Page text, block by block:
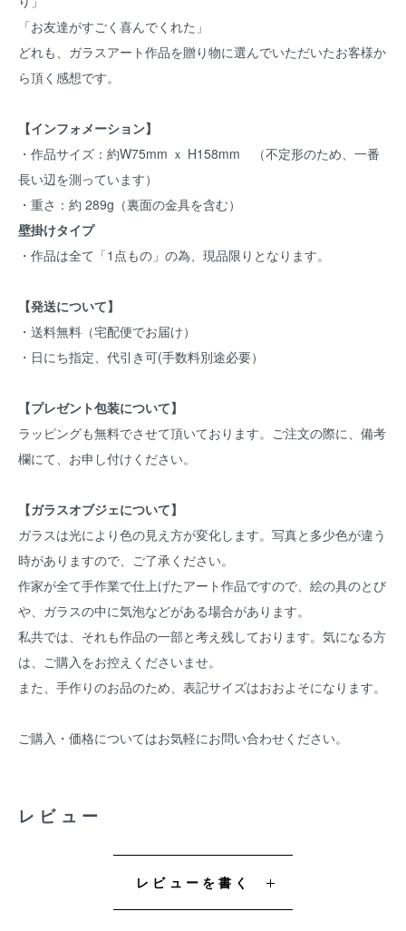
「お友達がすごく喜んでくれた」
どれも、ガラスアート作品を贈り物に選んでいただいたお客様か
ら頂く感想です。
【インフォメーション】
・作品サイズ：約W75mm ｘ H158mm （不定形のため、一番
長い辺を測っています）
・重さ：約 289g（裏面の金具を含む）
壁掛けタイプ
・作品は全て「1点もの」の為、現品限りとなります。
【発送について】
・送料無料（宅配便でお届け）
・日にち指定、代引き可(手数料別途必要）
【プレゼント包装について】
ラッピングも無料でさせて頂いております。ご注文の際に、備考
欄にて、お申し付けください。
【ガラスオブジェについて】
ガラスは光により色の見え方が変化します。写真と多少色が違う
時がありますので、ご了承ください。
作家が全て手作業で仕上げたアート作品ですので、絵の具のとび
や、ガラスの中に気泡などがある場合があります。
私共では、それも作品の一部と考え残しております。気になる方
は、ご購入をお控えくださいませ。
また、手作りのお品のため、表記サイズはおおよそになります。
ご購入・価格についてはお気軽にお問い合わせください。
レビュー
レビューを書く